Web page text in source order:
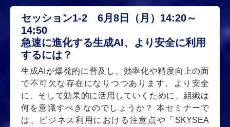
セッション1-2 6月8日（月）14:20～
14:50
急速に進化する生成AI、より安全に利用
するには？
生成AIが爆発的に普及し、効率化や精度向上の面
で不可欠な存在になりつつあります。より安全
に、そして効果的に活用していくために、組織は
何を意識すべきなのでしょうか？ 本セミナーで
は、ビジネス利用における注意点や「SKYSEA